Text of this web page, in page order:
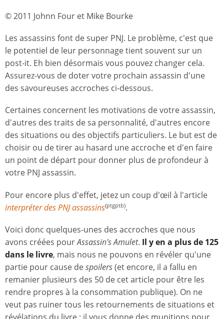
© 2011 Johnn Four et Mike Bourke
Les assassins font de super PNJ. Le problème, c'est que
le potentiel de leur personnage tient souvent sur un
post-it. Eh bien désormais vous pouvez changer cela.
Assurez-vous de doter votre prochain assassin d'une
des savoureuses accroches ci-dessous.
Certaines concernent les motivations de votre assassin,
d'autres des traits de sa personnalité, d'autres encore
des situations ou des objectifs particuliers. Le but est de
choisir ou de tirer au hasard une accroche et d'en faire
un point de départ pour donner plus de profondeur à
votre PNJ assassin.
Pour encore plus d'effet, jetez un coup d'œil à l'article
interpréter des PNJ assassins(ptgptb).
Voici donc quelques-unes des accroches que nous
avons créées pourAssassin's Amulet. Il y en a plus de 125
dans le livre, mais nous ne pouvons en révéler qu'une
partie pour cause despoilers(et encore, il a fallu en
remanier plusieurs des 50 de cet article pour être les
rendre propres à la consommation publique). On ne
veut pas ruiner tous les retournements de situations et